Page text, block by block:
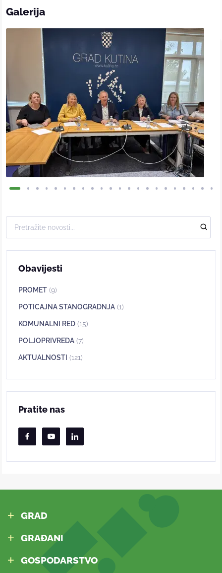
Galerija
Obavijesti
PROMET (9)
POTICAJNA STANOGRADNJA (1)
KOMUNALNI RED (15)
POLJOPRIVREDA (7)
AKTUALNOSTI (121)
Pratite nas
GRAD
GRAĐANI
GOSPODARSTVO